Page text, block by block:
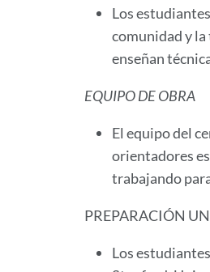
Los
comunidad y
enseñan
EQUIPO DE OBRA
El equipo del
orientadores
trabajando
PREPARACIÓN
Los